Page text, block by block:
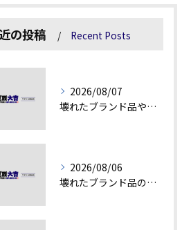
の投稿 Recent Posts
2026/08/07
壊れたブランド品や古物の価値を見極める秘訣
2026/08/06
壊れたブランド品の価値を見極める技術とは